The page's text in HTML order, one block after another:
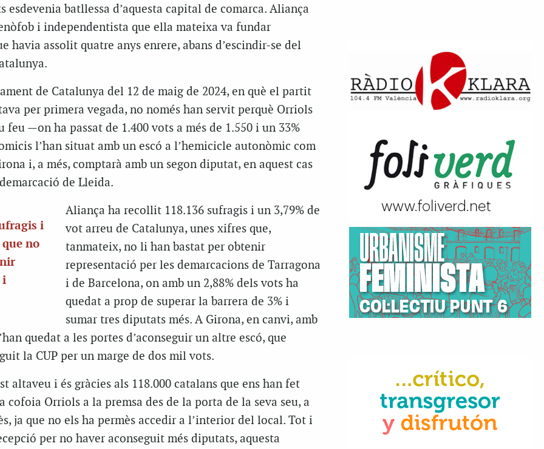
esdevenia batllessa d’aquesta capital de comarca. Aliança
i independentista que ella mateixa va fundar
havia assolit quatre anys enrere, abans d’escindir-se del
de Catalunya del 12 de maig de 2024, en què el partit
per primera vegada, no només han servit perquè Orriols
feu —on ha passat de 1.400 vots a més de 1.550 i un 33%
l’han situat amb un escó a l’hemicicle autonòmic com
i, a més, comptarà amb un segon diputat, en aquest cas
de Lleida.
i
no
i
Aliança ha recollit 118.136 sufragis i un 3,79% de
vot arreu de Catalunya, unes xifres que,
tanmateix, no li han bastat per obtenir
representació per les demarcacions de Tarragona
i de Barcelona, on amb un 2,88% dels vots ha
quedat a prop de superar la barrera de 3% i
sumar tres diputats més. A Girona, en canvi, amb
quedat a les portes d’aconseguir un altre escó, que
la CUP per un marge de dos mil vots.
altaveu i és gràcies als 118.000 catalans que ens han fet
cofoia Orriols a la premsa des de la porta de la seva seu, a
ja que no els ha permès accedir a l’interior del local. Tot i
per no haver aconseguit més diputats, aquesta